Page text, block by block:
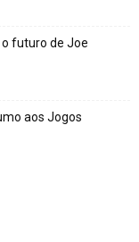
o futuro de Joe
aos Jogos